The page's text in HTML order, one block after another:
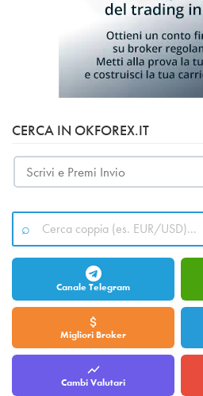
CERCA IN OKFOREX.IT
Canale Telegram
Migliori Broker
Cambi Valutari